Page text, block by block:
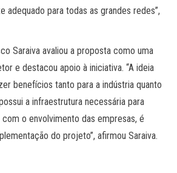
adequado para todas as grandes redes”,
Saraiva avaliou a proposta como uma
e destacou apoio à iniciativa. “A ideia
benefícios tanto para a indústria quanto
a infraestrutura necessária para
o envolvimento das empresas, é
do projeto”, afirmou Saraiva.